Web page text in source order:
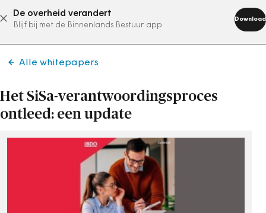
De overheid verandert
Blijf bij met de Binnenlands Bestuur app
Download
abonneer nu
Alle whitepapers
Het SiSa-verantwoordingsproces
ontleed: een update